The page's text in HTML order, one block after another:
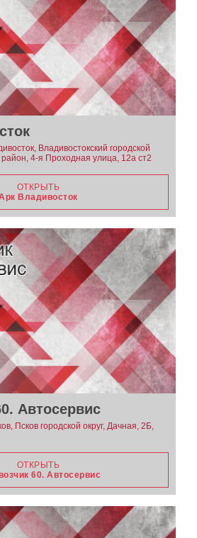
Владивостокский городской
район, 4-я Проходная улица, 12а ст2
ОТКРЫТЬ
Владивосток
Автосервис
Псков городской округ, Дачная, 2Б,
ОТКРЫТЬ
60. Автосервис